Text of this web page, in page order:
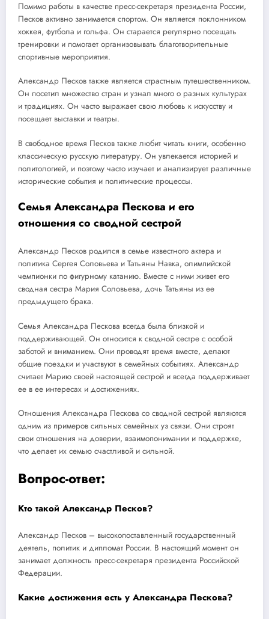
Помимо работы в качестве пресс-секретаря президента России,
Песков активно занимается спортом. Он является поклонником
хоккея, футбола и гольфа. Он старается регулярно посещать
тренировки и помогает организовывать благотворительные
спортивные мероприятия.
Александр Песков также является страстным путешественником.
Он посетил множество стран и узнал много о разных культурах
и традициях. Он часто выражает свою любовь к искусству и
посещает выставки и театры.
В свободное время Песков также любит читать книги, особенно
классическую русскую литературу. Он увлекается историей и
политологией, и поэтому часто изучает и анализирует различные
исторические события и политические процессы.
Семья Александра Пескова и его
отношения со сводной сестрой
Александр Песков родился в семье известного актера и
политика Сергея Соловьева и Татьяны Навка, олимпийской
чемпионки по фигурному катанию. Вместе с ними живет его
сводная сестра Мария Соловьева, дочь Татьяны из ее
предыдущего брака.
Семья Александра Пескова всегда была близкой и
поддерживающей. Он относится к сводной сестре с особой
заботой и вниманием. Они проводят время вместе, делают
общие поездки и участвуют в семейных событиях. Александр
считает Марию своей настоящей сестрой и всегда поддерживает
ее в ее интересах и достижениях.
Отношения Александра Пескова со сводной сестрой являются
одним из примеров сильных семейных уз связи. Они строят
свои отношения на доверии, взаимопонимании и поддержке,
что делает их семью счастливой и сильной.
Вопрос-ответ:
Кто такой Александр Песков?
Александр Песков – высокопоставленный государственный
деятель, политик и дипломат России. В настоящий момент он
занимает должность пресс-секретаря президента Российской
Федерации.
Какие достижения есть у Александра Пескова?